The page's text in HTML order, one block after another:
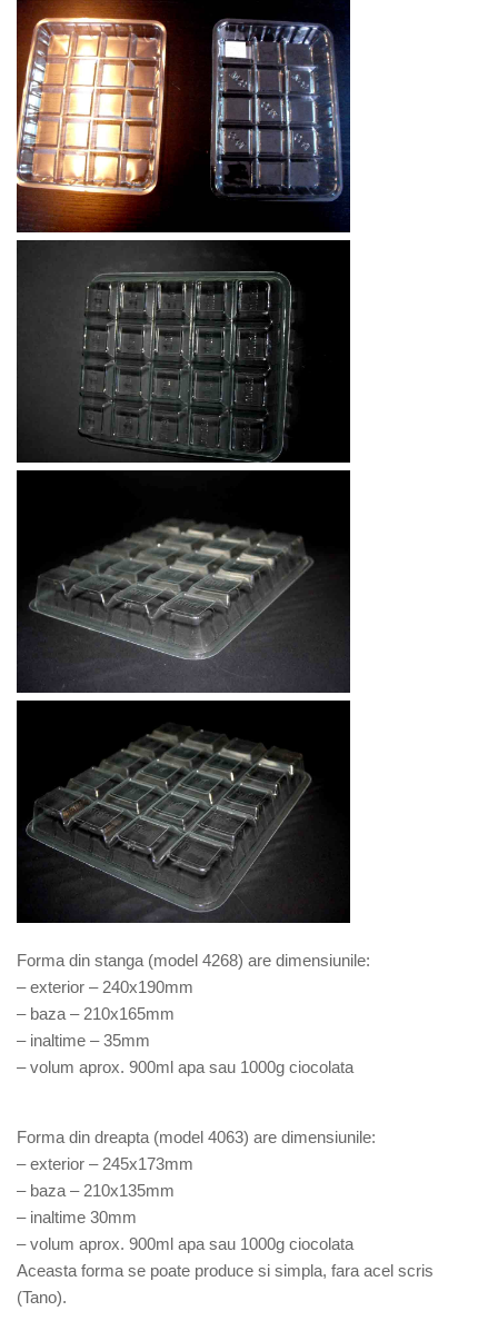
Forma din stanga (model 4268) are dimensiunile:
– exterior – 240x190mm
– baza – 210x165mm
– inaltime – 35mm
– volum aprox. 900ml apa sau 1000g ciocolata
Forma din dreapta (model 4063) are dimensiunile:
– exterior – 245x173mm
– baza – 210x135mm
– inaltime 30mm
– volum aprox. 900ml apa sau 1000g ciocolata
Aceasta forma se poate produce si simpla, fara acel scris
(Tano).